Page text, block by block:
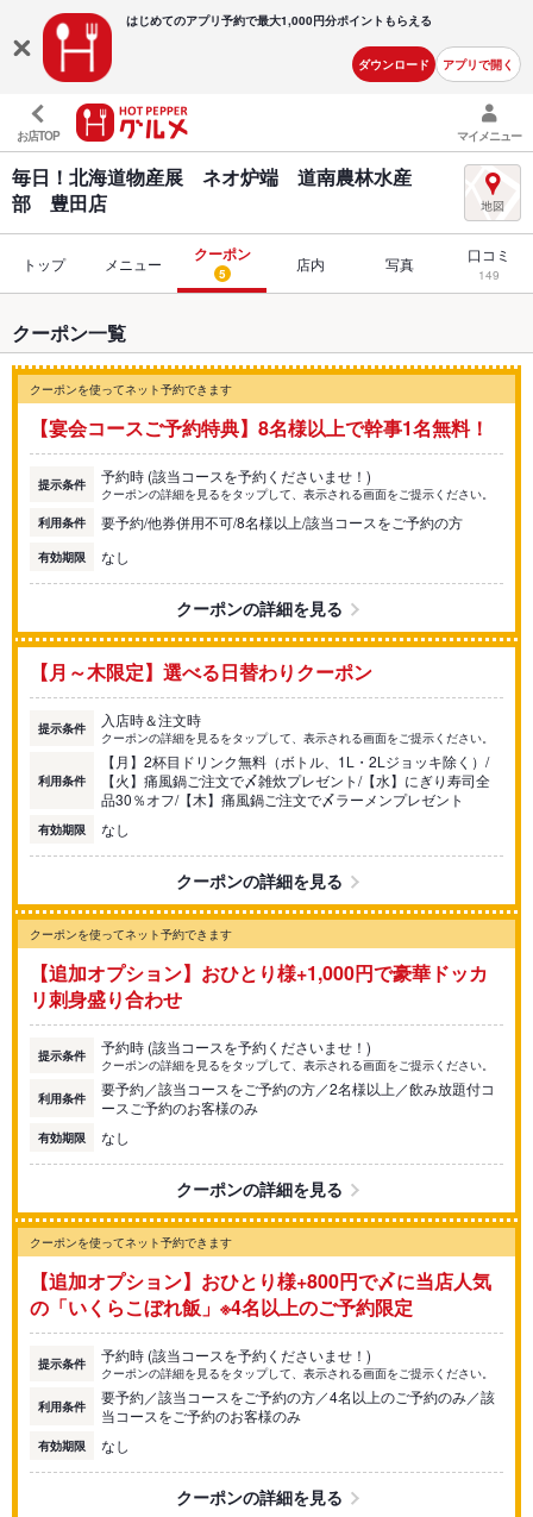
はじめてのアプリ予約で最大1,000円分ポイントもらえる
ダウンロード アプリで開く
お店TOP マイメニュー
毎日！北海道物産展 ネオ炉端 道南農林水産
部 豊田店
トップ メニュー クーポン
5 店内 写真 口コミ
149
クーポン一覧
クーポンを使ってネット予約できます
【宴会コースご予約特典】8名様以上で幹事1名無料！
提示条件 予約時 (該当コースを予約くださいませ！)
クーポンの詳細を見るをタップして、表示される画面をご提示ください。
利用条件
要予約/他券併用不可/8名様以上/該当コースをご予約の方
有効期限 なし
クーポンの詳細を見る
【月～木限定】選べる日替わりクーポン
提示条件 入店時＆注文時
クーポンの詳細を見るをタップして、表示される画面をご提示ください。
利用条件
【月】2杯目ドリンク無料（ボトル、1L・2Lジョッキ除く）/
【火】痛風鍋ご注文で〆雑炊プレゼント/【水】にぎり寿司全
品30％オフ/【木】痛風鍋ご注文で〆ラーメンプレゼント
有効期限 なし
クーポンの詳細を見る
クーポンを使ってネット予約できます
【追加オプション】おひとり様+1,000円で豪華ドッカ
リ刺身盛り合わせ
提示条件 予約時 (該当コースを予約くださいませ！)
クーポンの詳細を見るをタップして、表示される画面をご提示ください。
利用条件
要予約／該当コースをご予約の方／2名様以上／飲み放題付コ
ースご予約のお客様のみ
有効期限 なし
クーポンの詳細を見る
クーポンを使ってネット予約できます
【追加オプション】おひとり様+800円で〆に当店人気
の「いくらこぼれ飯」※4名以上のご予約限定
提示条件 予約時 (該当コースを予約くださいませ！)
クーポンの詳細を見るをタップして、表示される画面をご提示ください。
利用条件
要予約／該当コースをご予約の方／4名以上のご予約のみ／該
当コースをご予約のお客様のみ
有効期限 なし
クーポンの詳細を見る